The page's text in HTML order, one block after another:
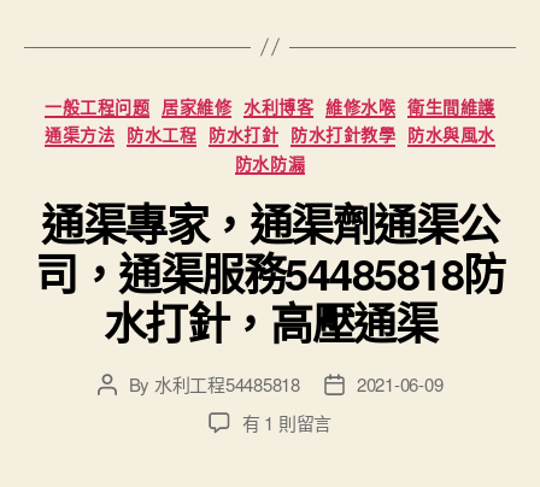
Categories
一般工程问题 居家維修 水利博客 維修水喉 衛生間維護
通渠方法 防水工程 防水打針 防水打針教學 防水與風水
防水防漏
通渠專家，通渠劑通渠公
司，通渠服務54485818防
水打針，高壓通渠
PostBy 水利工程54485818
Post2021-06-09
在
有 1 則留言